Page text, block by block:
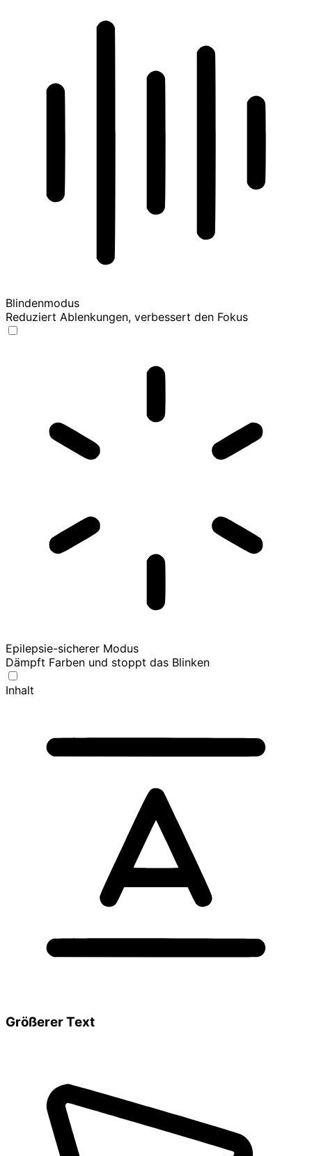
Blindenmodus
Reduziert Ablenkungen, verbessert den Fokus
Epilepsie-sicherer Modus
Dämpft Farben und stoppt das Blinken
Inhalt
Größerer Text